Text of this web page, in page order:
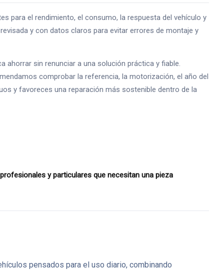
para el rendimiento, el consumo, la respuesta del vehículo y
y con datos claros para evitar errores de montaje y
sin renunciar a una solución práctica y fiable.
comprobar la referencia, la motorización, el año del
y favoreces una reparación más sostenible dentro de la
y particulares que necesitan una pieza
pensados para el uso diario, combinando